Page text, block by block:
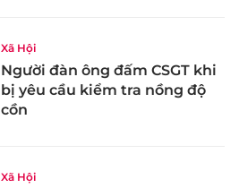
Xã Hội
Người đàn ông đấm CSGT khi
bị yêu cầu kiểm tra nồng độ
cồn
Xã Hội